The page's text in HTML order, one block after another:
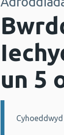
un 5
Manylion: